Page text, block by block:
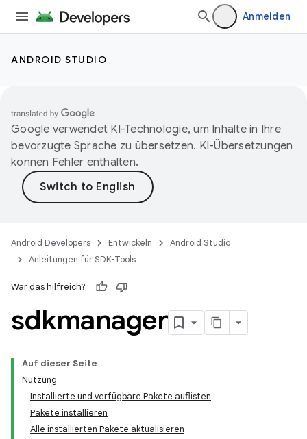
Anmelden
ANDROID STUDIO
Google verwendet KI-Technologie, um Inhalte in Ihre
bevorzugte Sprache zu übersetzen. KI-Übersetzungen
können Fehler enthalten.
Android Developers Entwickeln
Android Studio
Anleitungen für SDK-Tools
War das hilfreich?
sdkmanager
Auf dieser Seite
Nutzung
Installierte und verfügbare Pakete auflisten
Pakete installieren
Alle installierten Pakete aktualisieren